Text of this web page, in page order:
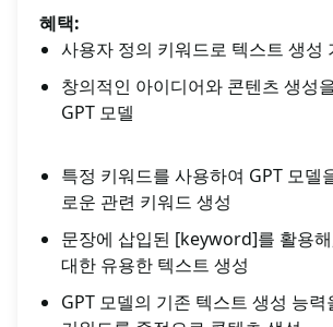
혜택:
사용자 정의 키워드로 텍스트 생성
창의적인 아이디어와 콘텐츠 생성
GPT 모델
특정 키워드를 사용하여 GPT 모델
로운 관련 키워드 생성
문장에 삽입된 [keyword]를 활용
대한 유용한 텍스트 생성
GPT 모델의 기존 텍스트 생성 능력